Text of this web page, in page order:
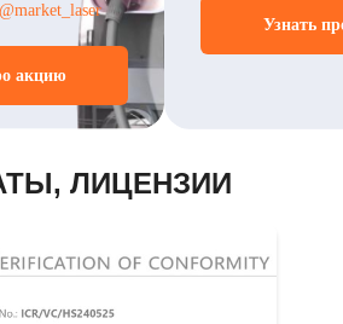
@market_laser
акцию
Узнать
ЛИЦЕНЗИИ